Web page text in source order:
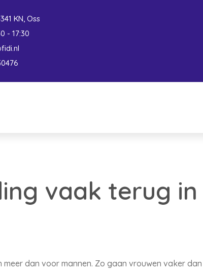
KN, Oss
- 17:30
vaak terug in
dan voor mannen. Zo gaan vrouwen vaker dan